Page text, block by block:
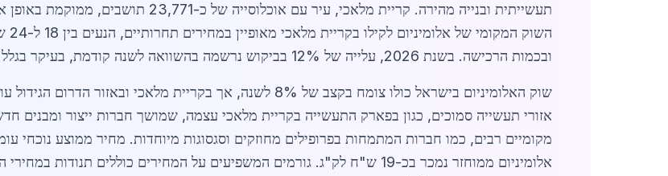
תעשייתית ובנייה מהירה. קריית מלאכי, עיר
ובכמות הרכישה. בשנת 2026, עלייה של 12% בביקוש נרשמה בהשוואה לשנה קודמת, בעיקר בגלל פרויקטי תשתיות גדולים באזור.
שוק האלומיניום בישראל כולו צומח בקצב של 8% לשנה, אך בקריית
אזורי תעשייה סמוכים, כגון בפארק התעשייה בקריית מלאכי עצמה, שמושך חברות ייצור ומבנים
אלומיניום ממוחזר נמכר בכ-19 ש"ח לק"ג. גורמים המשפיעים על המחירים כוללים